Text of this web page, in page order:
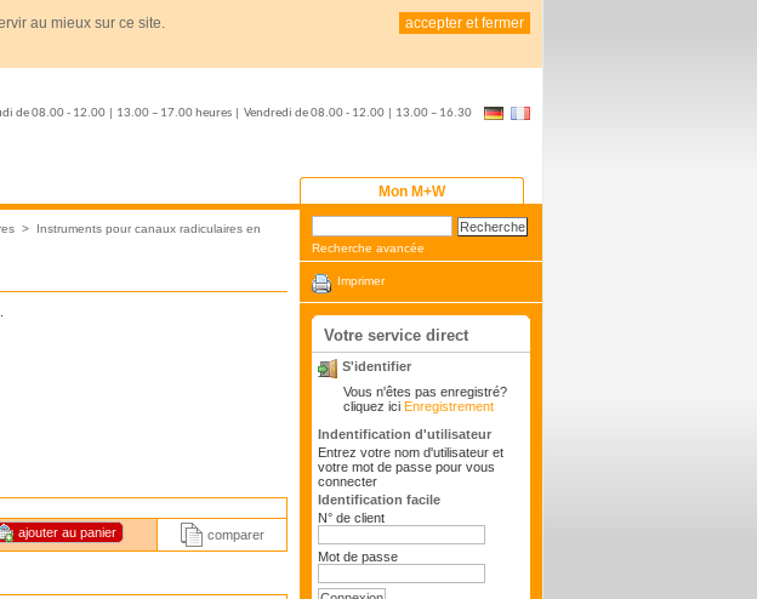
au mieux sur ce site.
accepter et fermer
de 08.00 - 12.00 | 13.00 – 17.00 heures Vendredi de08.00 - 12.00 | 13.00 – 16.30
Mon M+W
> Instruments pour canaux radiculaires en
comparer
Recherche avancée
Imprimer
Votre service direct
S'identifier
Vous n'êtes pas enregistré?
cliquez ici Enregistrement
Indentification d'utilisateur
Entrez votre nom d'utilisateur et
votre mot de passe pour vous
connecter
Identification facile
N° de client
Mot de passe